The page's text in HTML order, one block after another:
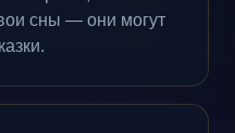
сны — они могут